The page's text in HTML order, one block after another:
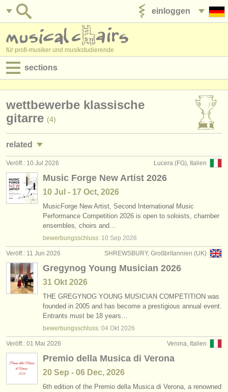
einloggen
für profi-musiker und musikstudierende
sections
jobs - aufführung
jobs - verwaltung
degree courses
kurse
musikwettbewerbe
instrumentenverkauf
gestohlene instrumente
verzeichnisse:
orchester
musikhochschulen
jugendorchester
musicalchairs:
über musicalchairs
wettbewerbe klassische
gitarre (4)
related
kurse/masterclass klassische gitarre (2)
degree courses: gitarre (9)
degree courses: laute
degree courses: theorbe (1)
degree courses: early guitar (1)
kleinanzeigen klassische gitarre
klassische gitarre verloren (180)
Lucera (FG), Italien
Veröff.: 10 Jul 2026
Music Forge New Artist 2026
10 Jul - 17 Oct, 2026
MusicForge New Artist, Second International Music
Performance Competition 2026 is open to soloists, chamber
ensembles, choirs and…
bewerbungsschluss: 10 Sep 2026
SHREWSBURY, Großbritannien (UK)
Veröff.: 11 Jun 2026
Gregynog Young Musician 2026
31 Okt 2026
THE GREGYNOG YOUNG MUSICIAN COMPETITION was
founded in 2005 and has become a prestigious annual event.
Entrants must be 18 years…
bewerbungsschluss: 04 Okt 2026
Verona, Italien
Veröff.: 01 Mai 2026
Premio della Musica di Verona
20 Sep - 06 Dec, 2026
6th edition of the Premio della Musica di Verona, a renowned